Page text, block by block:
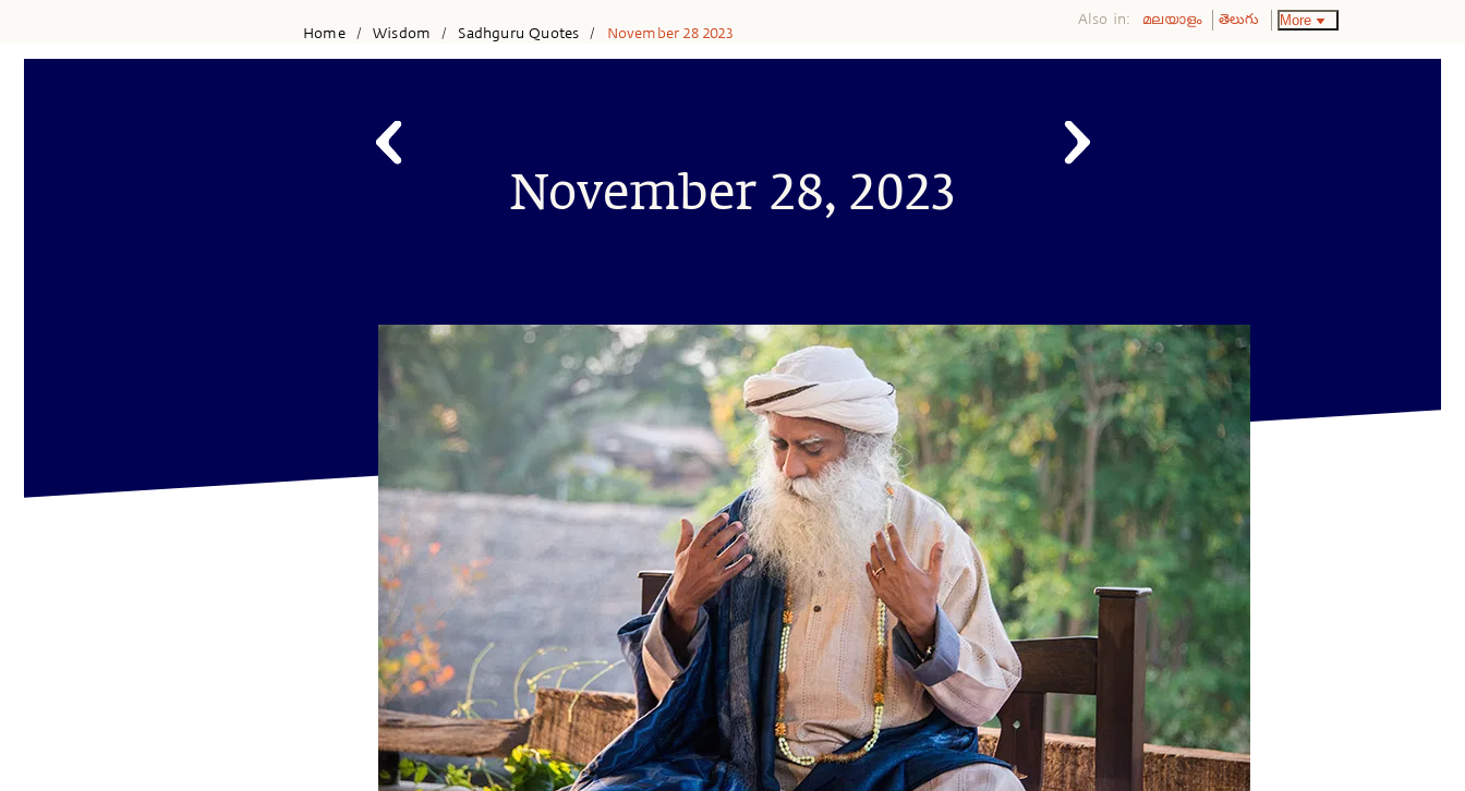
Home / Wisdom / Sadhguru Quotes / November 28 2023
Also in: മലയാളം తెలుగు More
November 28, 2023